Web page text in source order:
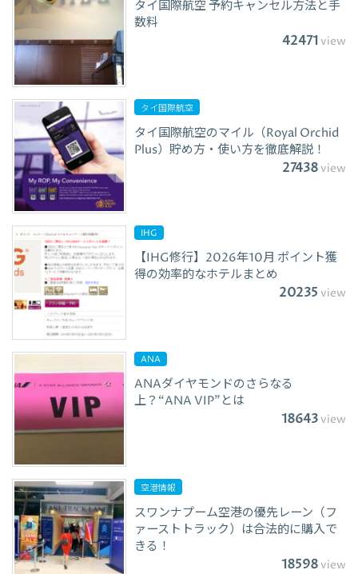
タイ国際航空 予約キャンセル方法と手
数料
42471view
タイ国際航空
タイ国際航空のマイル（Royal Orchid
Plus）貯め方・使い方を徹底解説！
27438view
IHG
【IHG修行】2026年10月 ポイント獲
得の効率的なホテルまとめ
20235 view
ANA
ANAダイヤモンドのさらなる
上？“ANA VIP”とは
18643view
空港情報
スワンナプーム空港の優先レーン（フ
ァーストトラック）は合法的に購入で
きる！
18598view